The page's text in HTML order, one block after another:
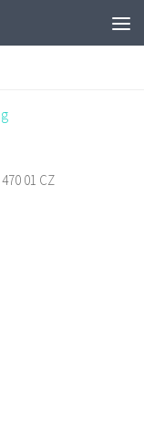
470 01 CZ